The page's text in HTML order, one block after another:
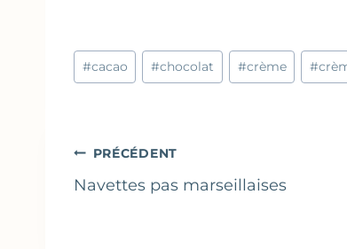
Étiquettes
de
#cacao #chocolat #crème #
Navigation
de
PRÉCÉDENT
Navettes pas marseillaises